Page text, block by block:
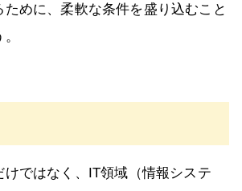
めに、柔軟な条件を盛り込むこと
けではなく、IT領域（情報システ